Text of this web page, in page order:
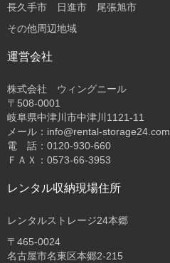
長久手市 日進市 尾張旭市
その他周辺地域
運営会社
株式会社 ウィングニール
〒508-0001
岐阜県中津川市中津川1121-11
メール：info@rental-storage24.com
電 話：0120-930-660
ＦＡＸ：0573-66-3953
レンタル収納現場住所
レンタルストレージ24本郷
〒465-0024
名古屋市名東区本郷2-215